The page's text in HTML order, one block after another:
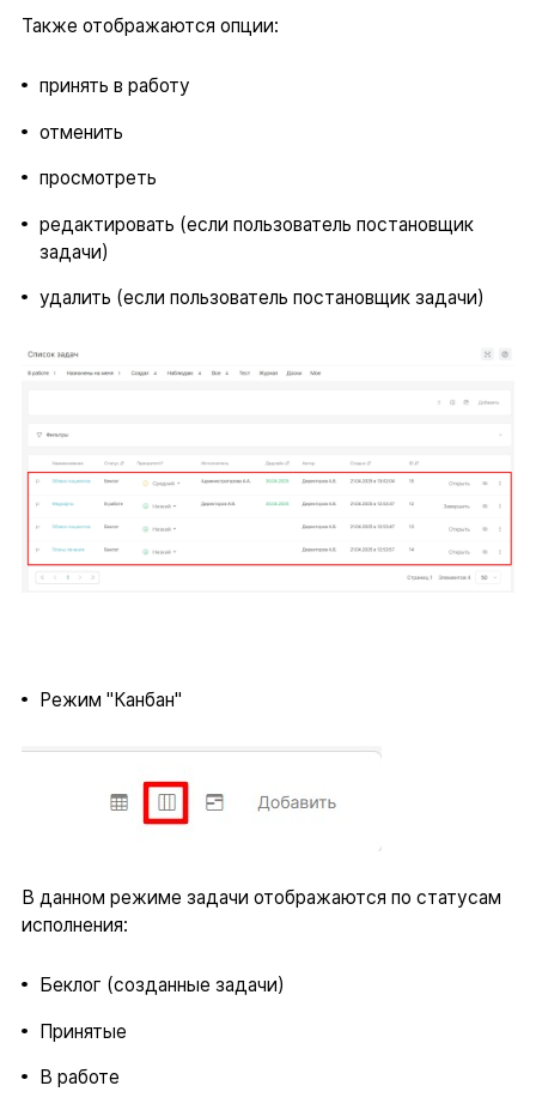
Также отображаются опции:
принять в работу
отменить
просмотреть
редактировать (если пользователь постановщик
задачи)
удалить (если пользователь постановщик задачи)
Режим "Канбан"
В данном режиме задачи отображаются по статусам
исполнения:
Беклог (созданные задачи)
Принятые
В работе